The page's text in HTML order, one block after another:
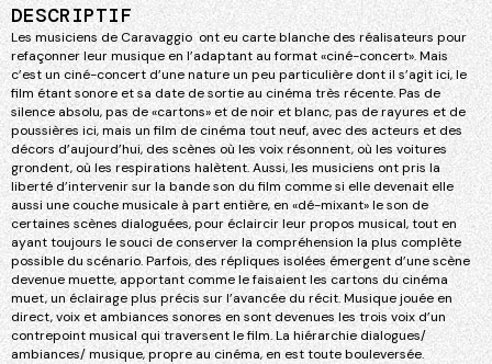
DESCRIPTIF
Les musiciens de Caravaggio ont eu carte blanche des réalisateurs pour
refaçonner leur musique en l’adaptant au format «ciné-concert». Mais
c’est un ciné-concert d’une nature un peu particulière dont il s’agit ici, le
film étant sonore et sa date de sortie au cinéma très récente. Pas de
silence absolu, pas de «cartons» et de noir et blanc, pas de rayures et de
poussières ici, mais un film de cinéma tout neuf, avec des acteurs et des
décors d’aujourd’hui, des scènes où les voix résonnent, où les voitures
grondent, où les respirations halètent. Aussi, les musiciens ont pris la
liberté d’intervenir sur la bande son du film comme si elle devenait elle
aussi une couche musicale à part entière, en «dé-mixant» le son de
certaines scènes dialoguées, pour éclaircir leur propos musical, tout en
ayant toujours le souci de conserver la compréhension la plus complète
possible du scénario. Parfois, des répliques isolées émergent d’une scène
devenue muette, apportant comme le faisaient les cartons du cinéma
muet, un éclairage plus précis sur l’avancée du récit. Musique jouée en
direct, voix et ambiances sonores en sont devenues les trois voix d’un
contrepoint musical qui traversent le film. La hiérarchie dialogues/
ambiances/ musique, propre au cinéma, en est toute bouleversée.